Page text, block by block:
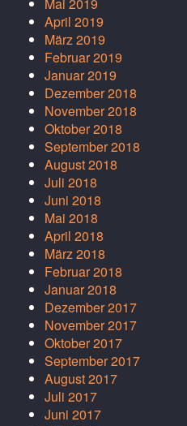
Mai 2019
April 2019
März 2019
Februar 2019
Januar 2019
Dezember 2018
November 2018
Oktober 2018
September 2018
August 2018
Juli 2018
Juni 2018
Mai 2018
April 2018
März 2018
Februar 2018
Januar 2018
Dezember 2017
November 2017
Oktober 2017
September 2017
August 2017
Juli 2017
Juni 2017